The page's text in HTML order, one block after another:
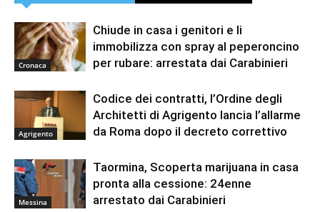
Cronaca
Chiude in casa i genitori e li
immobilizza con spray al peperoncino
per rubare: arrestata dai Carabinieri
Agrigento
Codice dei contratti, l’Ordine degli
Architetti di Agrigento lancia l’allarme
da Roma dopo il decreto correttivo
Messina
Taormina, Scoperta marijuana in casa
pronta alla cessione: 24enne
arrestato dai Carabinieri